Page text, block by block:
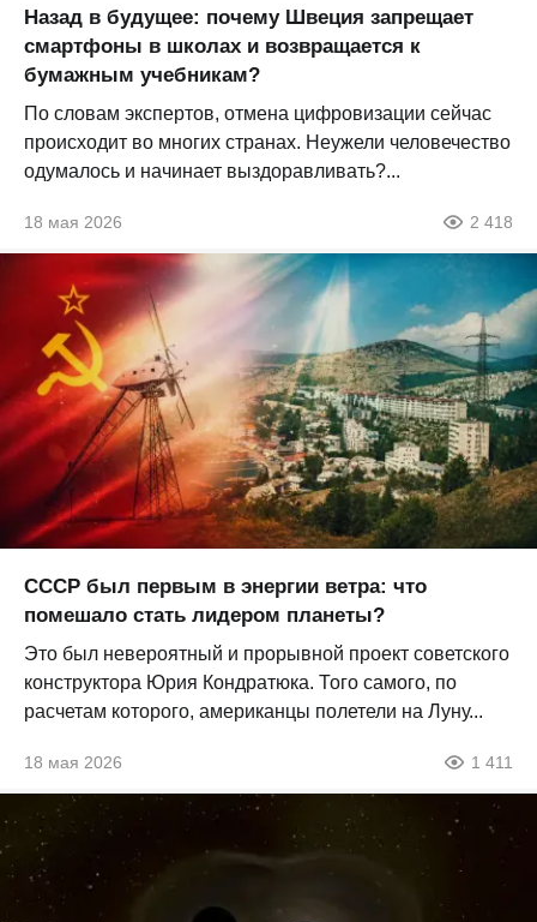
Назад в будущее: почему Швеция запрещает
смартфоны в школах и возвращается к
бумажным учебникам?
По словам экспертов, отмена цифровизации сейчас
происходит во многих странах. Неужели человечество
одумалось и начинает выздоравливать?...
18 мая 2026 2 418
СССР был первым в энергии ветра: что
помешало стать лидером планеты?
Это был невероятный и прорывной проект советского
конструктора Юрия Кондратюка. Того самого, по
расчетам которого, американцы полетели на Луну...
18 мая 2026 1 411